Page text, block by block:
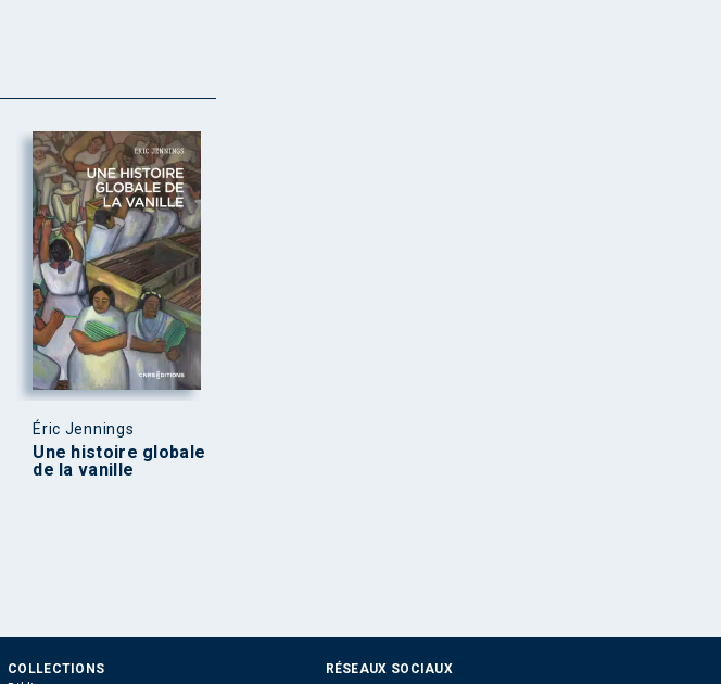
Éric Jennings
Une histoire globale
de la vanille
COLLECTIONS
RÉSEAUX SOCIAUX